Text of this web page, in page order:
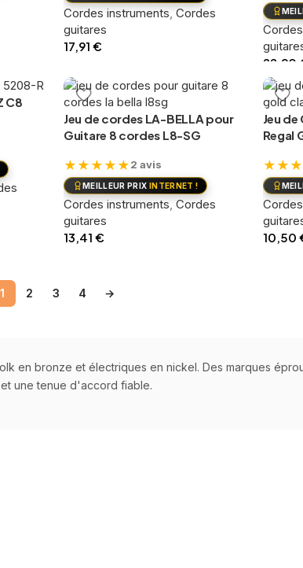
Cordes instruments, Cordes
guitares
17,91 €
22,90
C8
Jeu de cordes LA-BELLA pour
Guitare 8 cordes L8-SG
★ ★ ★ ★ ★2 avis
MEILLEUR PRIX INTERNET !
Cordes instruments Cordes
guitares
13,41 €
Jeu de
Regal
★ ★ ★
10,50
1 2 3 4 →
en bronze et électriques en nickel. Des marques
une tenue d'accord fiable.